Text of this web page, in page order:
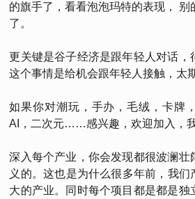
的旗手了，看看泡泡玛特的表现， 别
了。
更关键是谷子经济是跟年轻人对话，
这个事情是给机会跟年轻人接触，太
如果你对潮玩，手办，毛绒，卡牌
AI，二次元……感兴趣，欢迎加入，我
深入每个产业，你会发现都很波澜壮
义的。这也是为什么很多年前，我
大的产业。同时每个项目都是都是独